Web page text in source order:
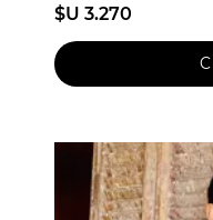
$U 3.270